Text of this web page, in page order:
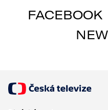
FACEBOOK